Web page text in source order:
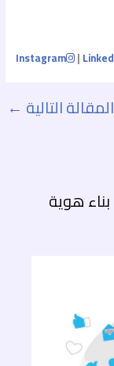
Instagram |
المقالة التالية ←
هوية